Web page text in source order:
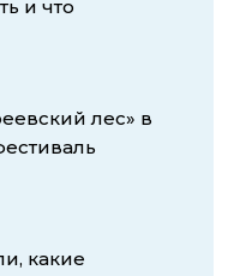
и что
лес» в
какие